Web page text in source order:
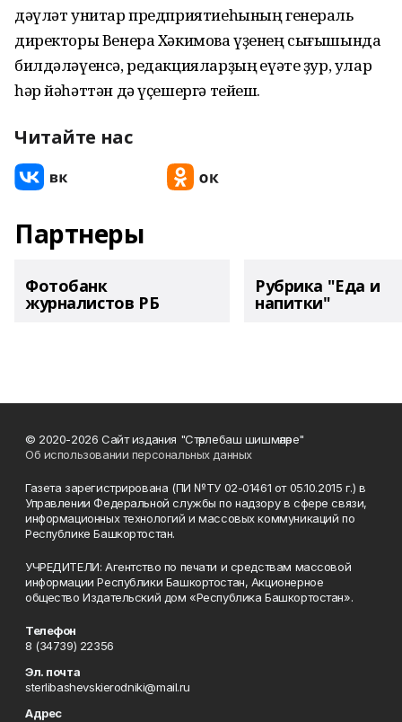
дәүләт унитар предприятиеһының генераль
директоры Венера Хәкимова үҙенең сығышында
билдәләүенсә, редакцияларҙың ҡеүәте ҙур, улар
һәр йәһәттән дә үҫешергә тейеш.
Читайте нас
Партнеры
Фотобанк
журналистов РБ
Рубрика "Еда и
напитки"
© 2020-2026 Сайт издания "Стәрлебаш шишмәләре"
Об использовании персональных данных
Газета зарегистрирована (ПИ №ТУ 02-01461 от 05.10.2015 г.) в
Управлении Федеральной службы по надзору в сфере связи,
информационных технологий и массовых коммуникаций по
Республике Башкортостан.
УЧРЕДИТЕЛИ: Агентство по печати и средствам массовой
информации Республики Башкортостан, Акционерное
общество Издательский дом «Республика Башкортостан».
Телефон
8 (34739) 22356
Эл. почта
sterlibashevskierodniki@mail.ru
Адрес